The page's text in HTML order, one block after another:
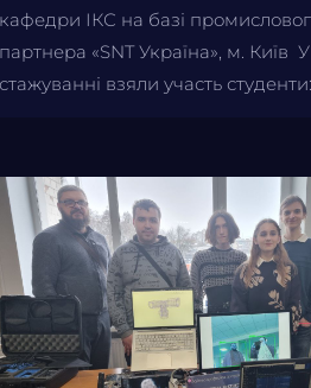
кафедри ІКС на базі
партнера «SNT Україна», м. Київ У
стажуванні взяли участь студенти: